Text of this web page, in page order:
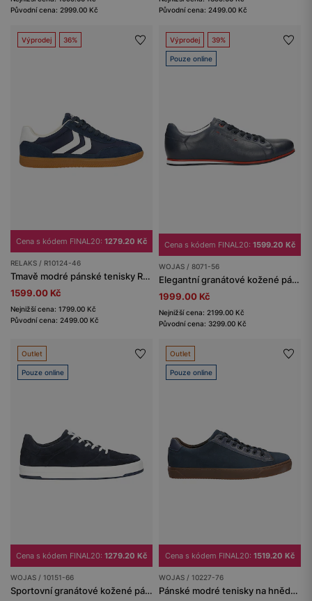
Původní cena: 2999.00 Kč
Původní cena: 2499.00 Kč
Výprodej 36%
Cena s kódem FINAL20: 1279.20 Kč
RELAKS / R10124-46
Tmavě modré pánské tenisky RELAKS s bílými vsadkami
1599.00 Kč
Nejnižší cena: 1799.00 Kč
Původní cena: 2499.00 Kč
Výprodej 39%
Pouze online
Cena s kódem FINAL20: 1599.20 Kč
WOJAS / 8071-56
Elegantní granátové kožené pánské letní boty
1999.00 Kč
Nejnižší cena: 2199.00 Kč
Původní cena: 3299.00 Kč
Outlet
Pouze online
Cena s kódem FINAL20: 1279.20 Kč
WOJAS / 10151-66
Sportovní granátové kožené pánské tenisky s bílým šněrováním
Outlet
Pouze online
Cena s kódem FINAL20: 1519.20 Kč
WOJAS / 10227-76
Pánské modré tenisky na hnědé podrážce